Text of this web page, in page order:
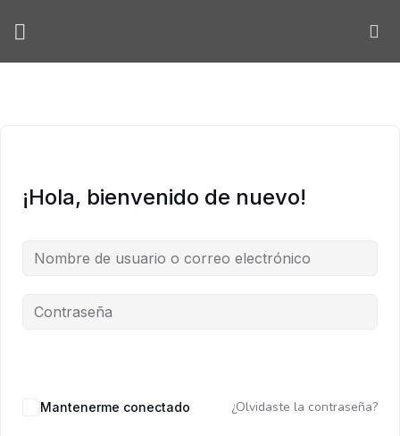
¡Hola, bienvenido de nuevo!
Mantenerme conectado ¿Olvidaste la contraseña?